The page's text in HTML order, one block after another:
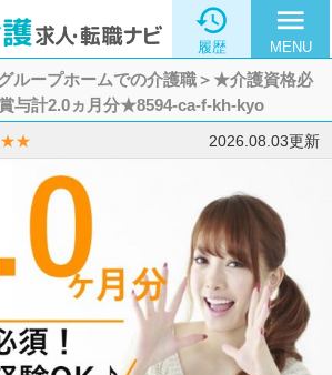

履歴
menu
MENU
ループホームでの介護職＞★介護資格必
与計2.0ヵ月分★8594-ca-f-kh-kyo
2026.08.03更新